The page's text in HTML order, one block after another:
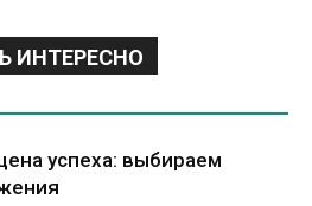
ИНТЕРЕСНО
успеха: выбираем